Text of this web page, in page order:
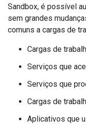
Sandbox, é possível
sem grandes
comuns a cargas de
Cargas de
Serviços que
Serviços que
Cargas de
Aplicativos que